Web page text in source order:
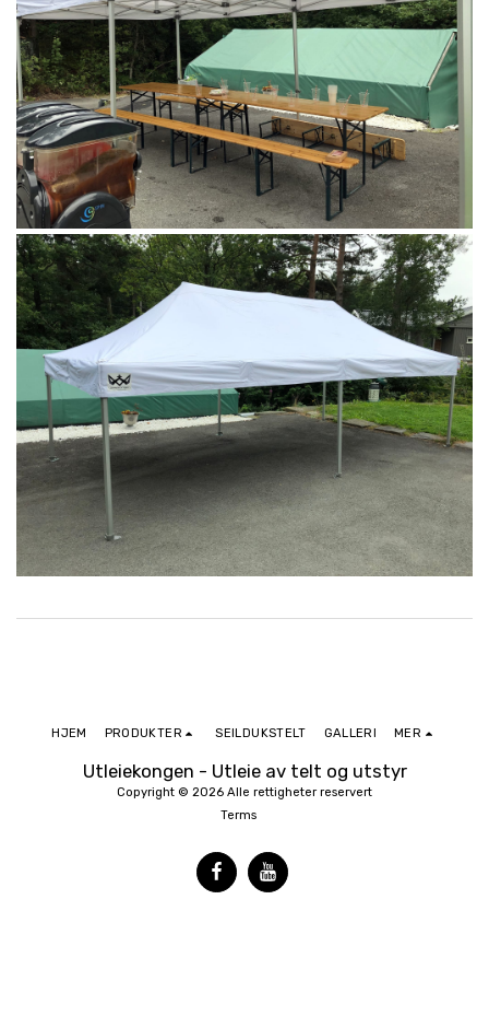
Utleiekongen - Utleie av telt og utstyr
Copyright © 2026 Alle rettigheter reservert
Terms
HJEM PRODUKTER SEILDUKSTELT GALLERI MER